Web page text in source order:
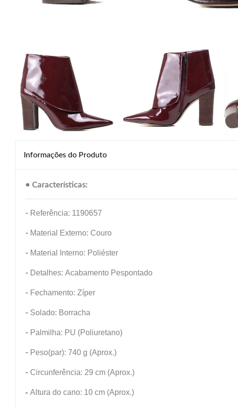
Informações do Produto
• Características:
- Referência: 1190657
- Material Externo: Couro
- Material Interno: Poliéster
- Detalhes: Acabamento Pespontado
- Fechamento: Zíper
- Solado: Borracha
- Palmilha: PU (Poliuretano)
- Peso(par): 740 g (Aprox.)
- Circunferência: 29 cm (Aprox.)
- Altura do cano: 10 cm (Aprox.)